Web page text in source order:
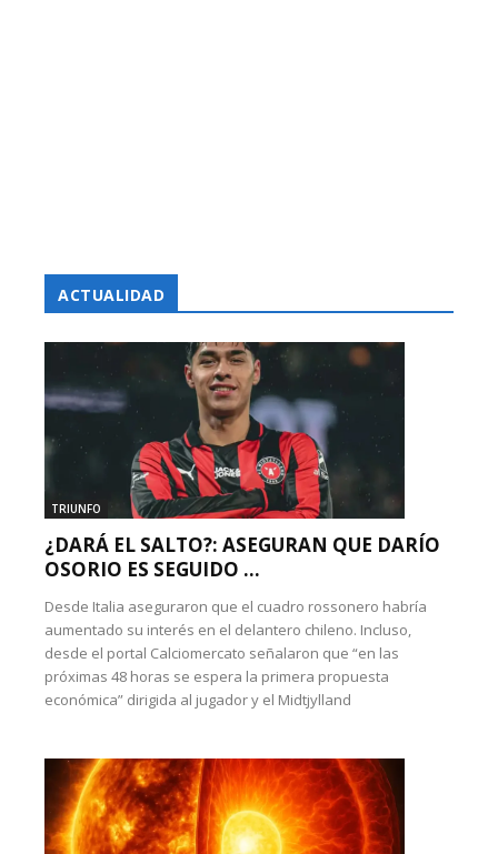
ACTUALIDAD
TRIUNFO
¿DARÁ EL SALTO?: ASEGURAN QUE DARÍO
OSORIO ES SEGUIDO ...
Desde Italia aseguraron que el cuadro rossonero habría
aumentado su interés en el delantero chileno. Incluso,
desde el portal Calciomercato señalaron que “en las
próximas 48 horas se espera la primera propuesta
económica” dirigida al jugador y el Midtjylland